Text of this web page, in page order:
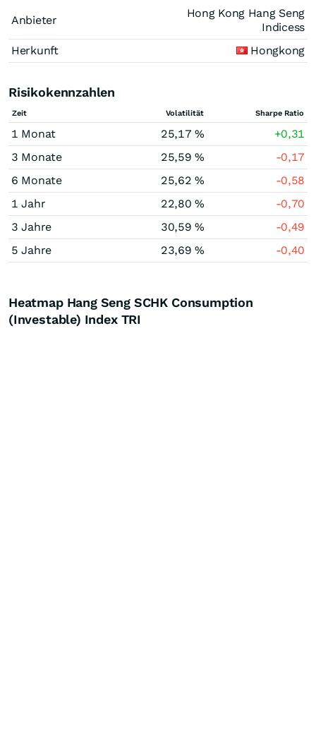
Anbieter
Hong Kong Hang Seng
Indicess
Herkunft
Hongkong
Risikokennzahlen
Zeit Volatilität Sharpe Ratio
1 Monat 25,17 %
+0,31
3 Monate
25,59 %
-0,17
6 Monate
25,62 %
-0,58
1 Jahr
22,80 %
-0,70
3 Jahre
30,59 %
-0,49
5 Jahre
23,69 % -0,40
Heatmap Hang Seng SCHK Consumption
(Investable) Index TRI